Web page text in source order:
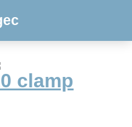
clamp